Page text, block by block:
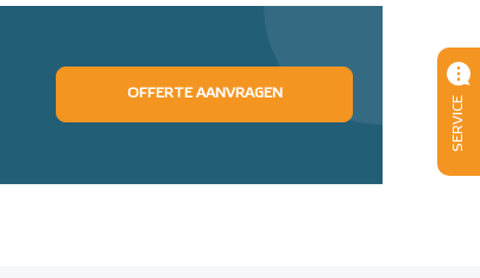
OFFERTE AANVRAGEN
SERVICE